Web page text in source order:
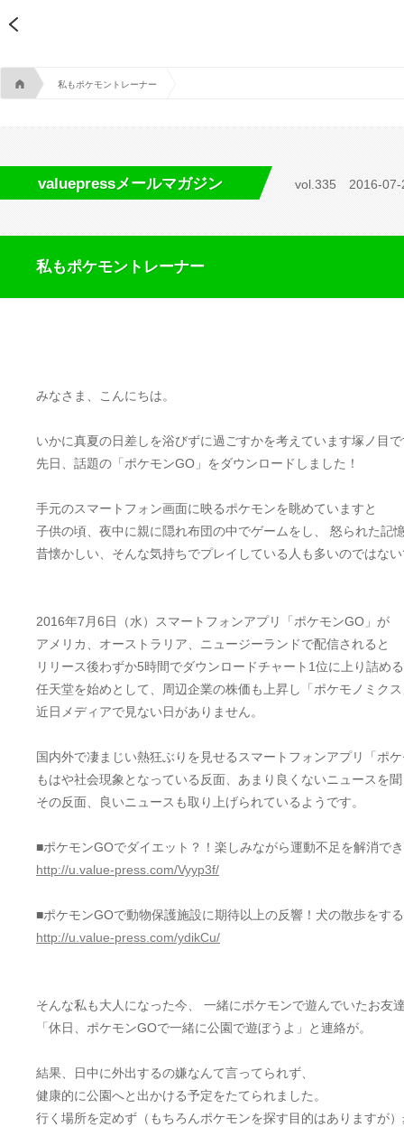
A 私もポケモントレーナー
valuepressメールマガジン vol.335 2016-07-
私もポケモントレーナー
みなさま、こんにちは。
いかに真夏の日差しを浴びずに過ごすかを考えています塚ノ目
先日、話題の「ポケモンGO」をダウンロードしました！
手元のスマートフォン画面に映るポケモンを眺めていますと
子供の頃、夜中に親に隠れ布団の中でゲームをし、 怒られた記
昔懐かしい、そんな気持ちでプレイしている人も多いのではな
2016年7月6日（水）スマートフォンアプリ「ポケモンGO」が
アメリカ、オーストラリア、ニュージーランドで配信されると
リリース後わずか5時間でダウンロードチャート1位に上り詰め
任天堂を始めとして、周辺企業の株価も上昇し「ポケモノミク
近日メディアで見ない日がありません。
国内外で凄まじい熱狂ぶりを見せるスマートフォンアプリ「ポ
もはや社会現象となっている反面、あまり良くないニュースを
その反面、良いニュースも取り上げられているようです。
■ポケモンGOでダイエット？！楽しみながら運動不足を解消で
http://u.value-press.com/Vyyp3f/
■ポケモンGOで動物保護施設に期待以上の反響！犬の散歩をす
http://u.value-press.com/ydikCu/
そんな私も大人になった今、 一緒にポケモンで遊んでいたお友
「休日、ポケモンGOで一緒に公園で遊ぼうよ」と連絡が。
結果、日中に外出するの嫌なんて言ってられず、
健康的に公園へと出かける予定をたてられました。
行く場所を定めず（もちろんポケモンを探す目的はありますが